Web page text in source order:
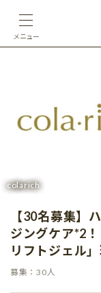
メニュー
colarich
【30名募集】
ジングケア*2
リフトジェル
募集：30人